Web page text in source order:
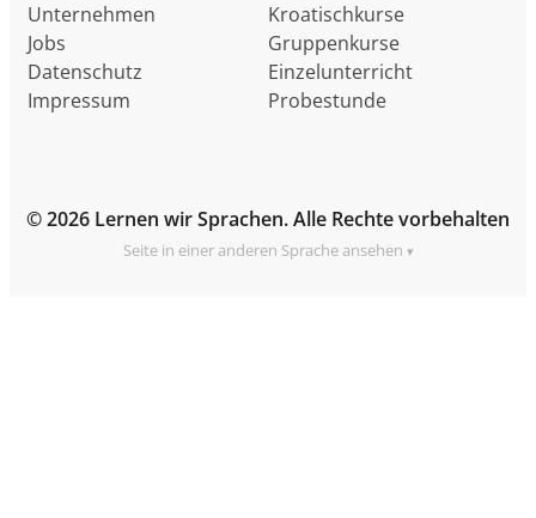
Unternehmen
Jobs
Datenschutz
Impressum
Kroatischkurse
Gruppenkurse
Einzelunterricht
Probestunde
© 2026 Lernen wir Sprachen. Alle Rechte vorbehalten
Seite in einer anderen Sprache ansehen